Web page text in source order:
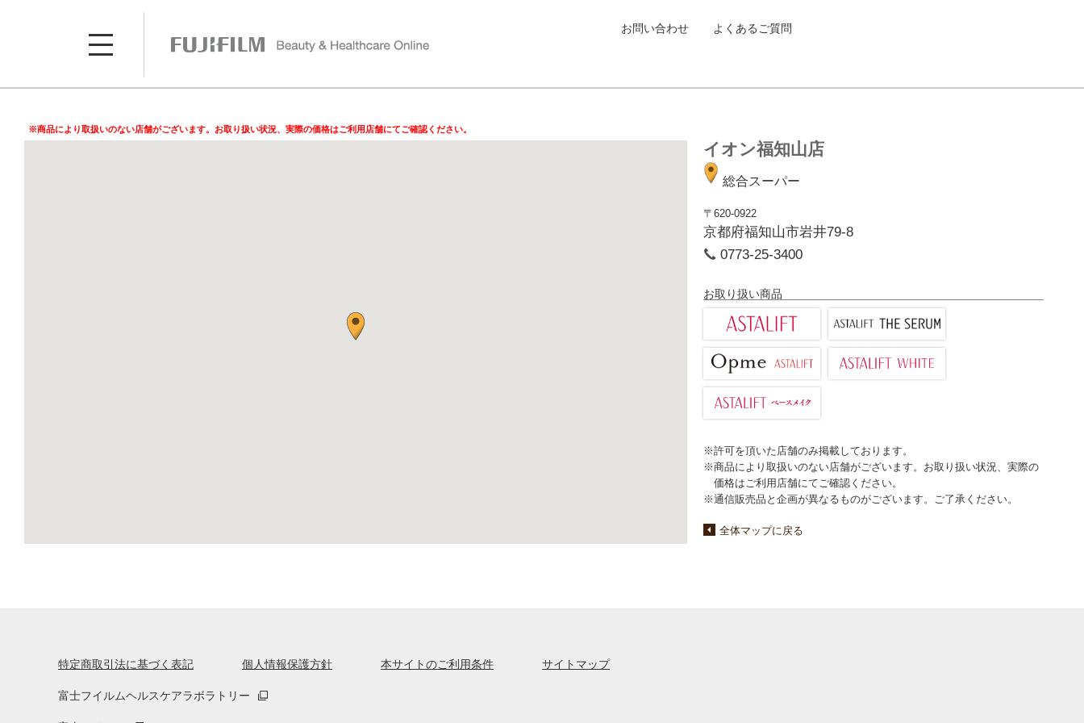
お問い合わせ よくあるご質問
※商品により取扱いのない店舗がございます。お取り扱い状況、実際の価格はご利用店舗にてご確認ください。
イオン福知山店
総合スーパー
〒620-0922
京都府福知山市岩井79-8
0773-25-3400
お取り扱い商品
※許可を頂いた店舗のみ掲載しております。
※商品により取扱いのない店舗がございます。お取り扱い状況、実際の
価格はご利用店舗にてご確認ください。
※通信販売品と企画が異なるものがございます。ご了承ください。
全体マップに戻る
特定商取引法に基づく表記 個人情報保護方針 本サイトのご利用条件 サイトマップ
富士フイルムヘルスケアラボラトリー